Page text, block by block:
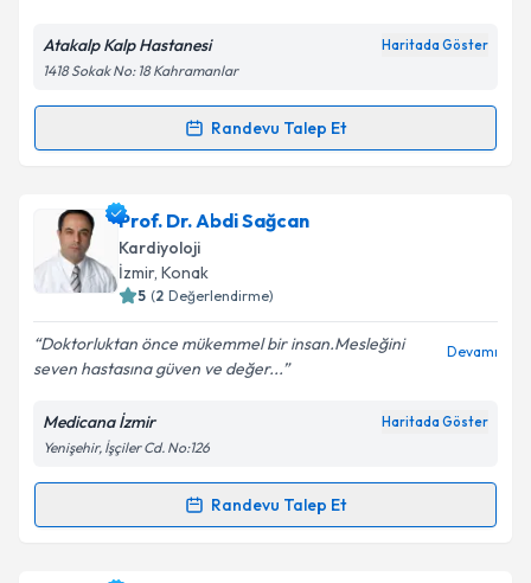
Kişisel verilerimin işlenmesine ilişkinAydınlatma
kapsamda işlenmesini kabul ediyorum.
Takvim Talebini Gönder
Atakalp Kalp Hastanesi Haritada Göster
1418 Sokak No: 18 Kahramanlar
Randevu Talep Et
Randevu Takvimi Talebi
Uzm. Dr. Hasan Yılmaziçin randevu takvimi talebi
oluşturun. Size bu uzmandan randevu almanız için bir
takvim hazırlandığında e-posta ile bilgilendireceğiz.
Kişisel verilerimin işlenmesine ilişkin
Aydınlatma
Metni'ni okudum ve kişisel verilerimin belirtilen
kapsamda işlenmesini kabul ediyorum.
Prof. Dr. Abdi Sağcan
Kardiyoloji
İzmir, Konak
5 (2 Değerlendirme)
Doktorluktan önce mükemmel bir insan.Mesleğini
seven hastasına güven ve değer...
Devamı
Medicana İzmir Haritada Göster
Yenişehir, İşçiler Cd. No:126
Randevu Talep Et
Randevu Takvimi Talebi